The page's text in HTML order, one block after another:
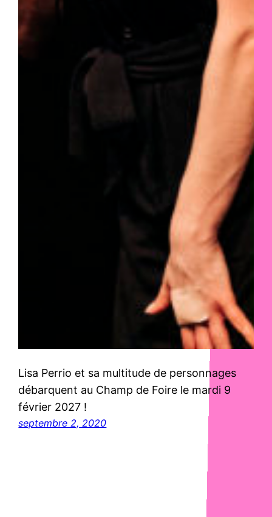
Lisa Perrio et sa multitude de personnages
débarquent au Champ de Foire le mardi 9
février 2027 !
septembre 2, 2020